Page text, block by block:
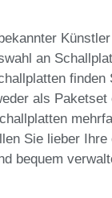
an
als
Sie lieber
bequem